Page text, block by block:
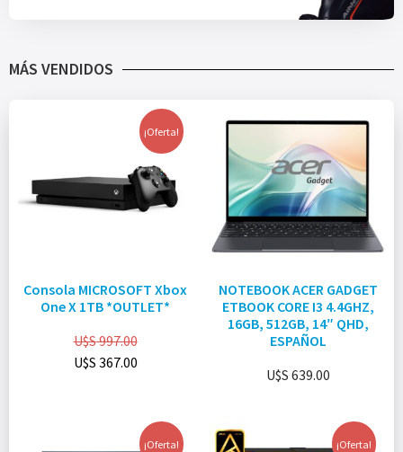
MÁS VENDIDOS
¡Oferta!
Consola MICROSOFT Xbox
One X 1TB *OUTLET*
U$S997.00
U$S 367.00
NOTEBOOK ACER GADGET
ETBOOK CORE I3 4.4GHZ,
16GB, 512GB, 14″ QHD,
ESPAÑOL
U$S 639.00
¡Oferta! ¡Oferta!